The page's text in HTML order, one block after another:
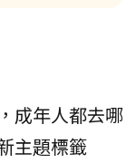
成年人都去哪
主題標籤